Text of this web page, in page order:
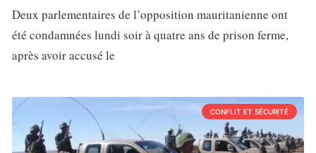
Deux parlementaires de l’opposition mauritanienne ont
été condamnées lundi soir à quatre ans de prison ferme,
après avoir accusé le
CONFLIT ET SÉCURITÉ